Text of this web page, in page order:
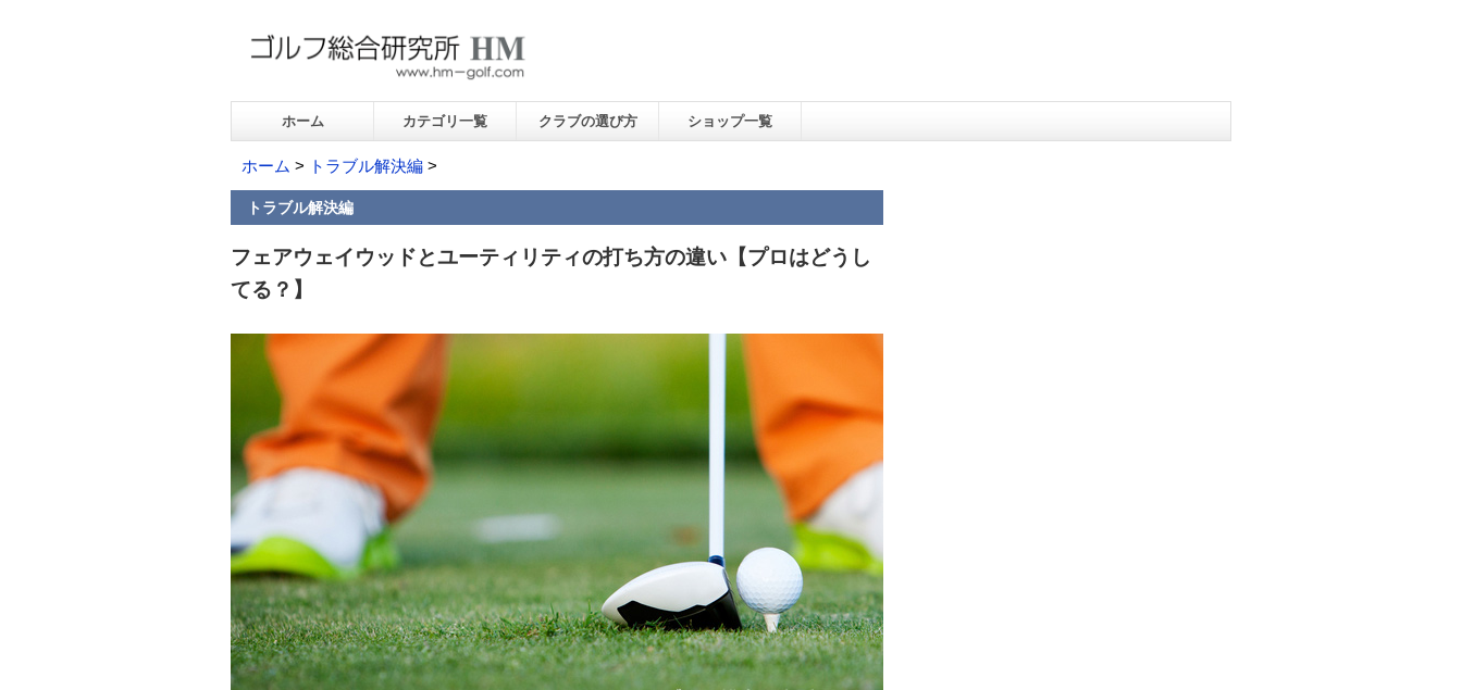
ホーム カテゴリ一覧 クラブの選び方 ショップ一覧
ホーム > トラブル解決編 >
トラブル解決編
フェアウェイウッドとユーティリティの打ち方の違い【プロはどうし
てる？】